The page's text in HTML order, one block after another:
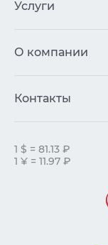
Услуги
О компании
Контакты
1 $ = 81.13 ₽
1 ¥ = 11.97 ₽